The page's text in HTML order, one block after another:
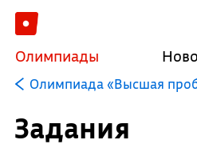
Олимпиады
Олимпиада «Высшая
Задания